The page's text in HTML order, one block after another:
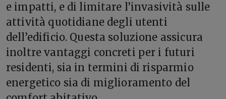
e impatti, e di limitare l’invasività sulle
attività quotidiane degli utenti
dell’edificio. Questa soluzione assicura
inoltre vantaggi concreti per i futuri
residenti, sia in termini di risparmio
energetico sia di miglioramento del